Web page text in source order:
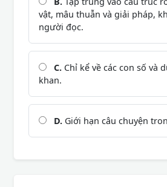
vật, mâu thuẫn và giải pháp,
người đọc.
C. Chỉ kể về các con số và
khan.
D. Giới hạn câu chuyện